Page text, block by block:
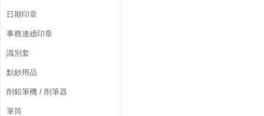
日期印章
事務連續印章
識別套
點鈔用品
削鉛筆機 / 削筆器
筆筒